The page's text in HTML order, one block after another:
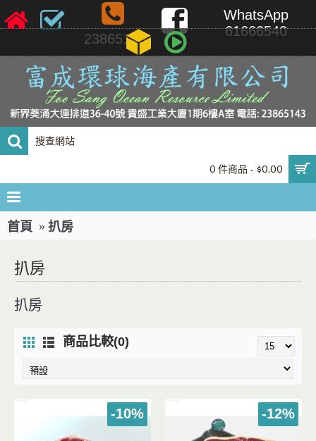
23865143
WhatsApp
61666540
0 件商品 - $0.00
首頁 扒房
扒房
扒房
商品比較(0)
-10% -12%